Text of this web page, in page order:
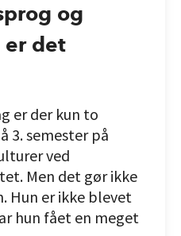
og
er det
er der kun to
3. semester på
ved
Men det gør ikke
Hun er ikke blevet
hun fået en meget